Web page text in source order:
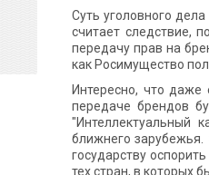
Суть уголовного
считает следствие,
передачу прав на
как Росимущество
Интересно, что даже
передаче брендов
"Интеллектуальный
ближнего зарубежья.
государству
тех стран, в которых